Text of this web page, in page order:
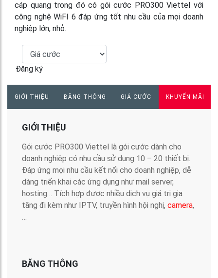
cáp quang trong đó có gói cước PRO300 Viettel với
công nghệ WiFI 6 đáp ứng tốt nhu cầu của mọi doanh
nghiệp lớn, nhỏ.
Đăng ký
GIỚI THIỆU BĂNG THÔNG GIÁ CƯỚC KHUYẾN MÃI
GIỚI THIỆU
Gói cước PRO300 Viettel là gói cước dành cho
doanh nghiệp có nhu cầu sử dụng 10 – 20 thiết bị.
Đáp ứng mọi nhu cầu kết nối cho doanh nghiệp, dễ
dàng triển khai các ứng dụng như mail server,
hosting… Tích hợp được nhiều dịch vụ giá trị gia
tăng đi kèm như IPTV, truyền hình hội nghị, camera,
…
BĂNG THÔNG